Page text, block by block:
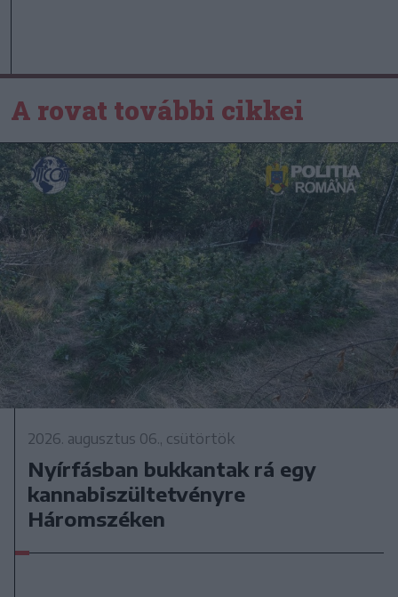
A rovat további cikkei
2026. augusztus 06., csütörtök
Nyírfásban bukkantak rá egy
kannabiszültetvényre
Háromszéken